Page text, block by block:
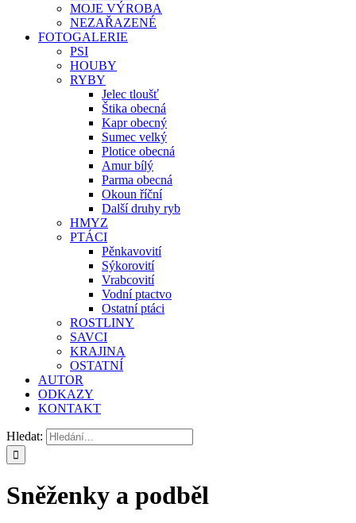
MOJE VÝROBA
NEZAŘAZENÉ
FOTOGALERIE
PSI
HOUBY
RYBY
Jelec tloušť
Štika obecná
Kapr obecný
Sumec velký
Plotice obecná
Amur bílý
Parma obecná
Okoun říční
Další druhy ryb
HMYZ
PTÁCI
Pěnkavovití
Sýkorovití
Vrabcovití
Vodní ptactvo
Ostatní ptáci
ROSTLINY
SAVCI
KRAJINA
OSTATNÍ
AUTOR
ODKAZY
KONTAKT
Hledat:
Sněženky a podběl